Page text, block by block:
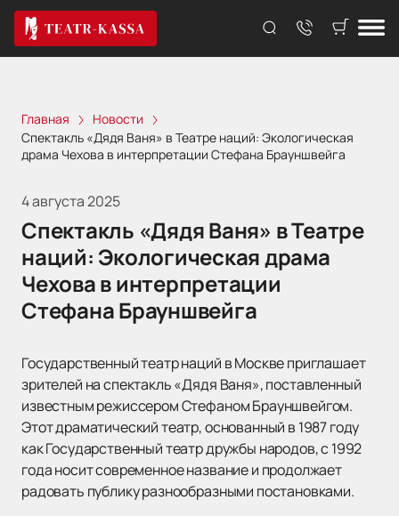
Главная
Новости
Спектакль «Дядя Ваня» в Театре наций: Экологическая
драма Чехова в интерпретации Стефана Брауншвейга
4 августа 2025
Спектакль «Дядя Ваня» в Театре
наций: Экологическая драма
Чехова в интерпретации
Стефана Брауншвейга
Государственный театр наций в Москве приглашает
зрителей на спектакль «Дядя Ваня», поставленный
известным режиссером Стефаном Брауншвейгом.
Этот драматический театр, основанный в 1987 году
как Государственный театр дружбы народов, с 1992
года носит современное название и продолжает
радовать публику разнообразными постановками.